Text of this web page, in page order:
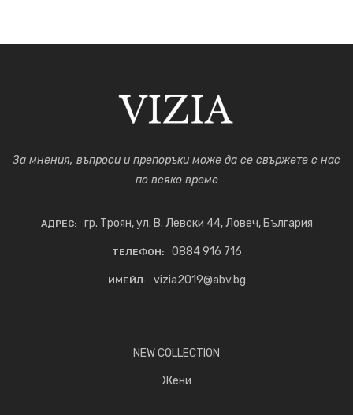
За мнения, въпроси и препоръки може да се свържете с нас
по всяко време
АДРЕС: гр. Троян, ул. В. Левски 44, Ловеч, България
ТЕЛЕФОН: 0884 916 716
ИМЕЙЛ: vizia2019@abv.bg
NEW COLLECTION
Жени